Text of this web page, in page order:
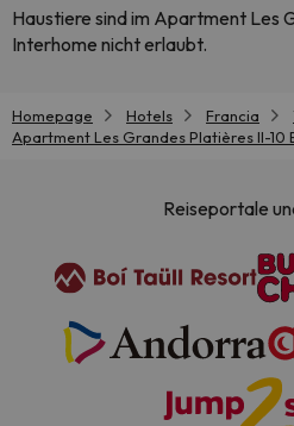
Haustiere sind im Apartment Les
Interhome nicht erlaubt.
Homepage Hotels Francia
Apartment Les Grandes Platières II-10
Reiseportale